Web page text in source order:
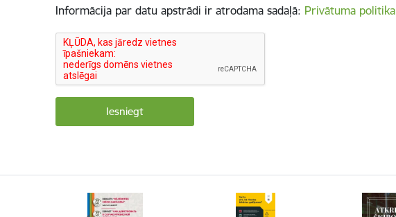
Informācija par datu apstrādi ir atrodama sadaļā: Privātuma politika